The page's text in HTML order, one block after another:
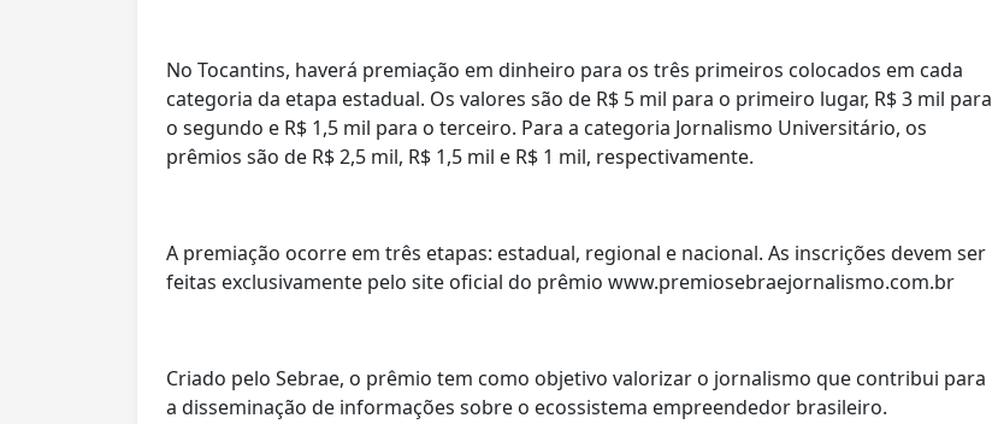
No Tocantins, haverá premiação em dinheiro para os três primeiros colocados em cada
categoria da etapa estadual. Os valores são de R$ 5 mil para o primeiro lugar, R$ 3 mil para
o segundo e R$ 1,5 mil para o terceiro. Para a categoria Jornalismo Universitário, os
prêmios são de R$ 2,5 mil, R$ 1,5 mil e R$ 1 mil, respectivamente.
A premiação ocorre em três etapas: estadual, regional e nacional. As inscrições devem ser
feitas exclusivamente pelo site oficial do prêmio www.premiosebraejornalismo.com.br
Criado pelo Sebrae, o prêmio tem como objetivo valorizar o jornalismo que contribui para
a disseminação de informações sobre o ecossistema empreendedor brasileiro.